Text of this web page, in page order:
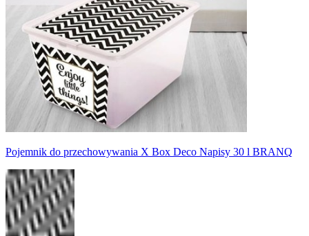
Pojemnik do przechowywania X Box Deco Napisy 30 l BRANQ